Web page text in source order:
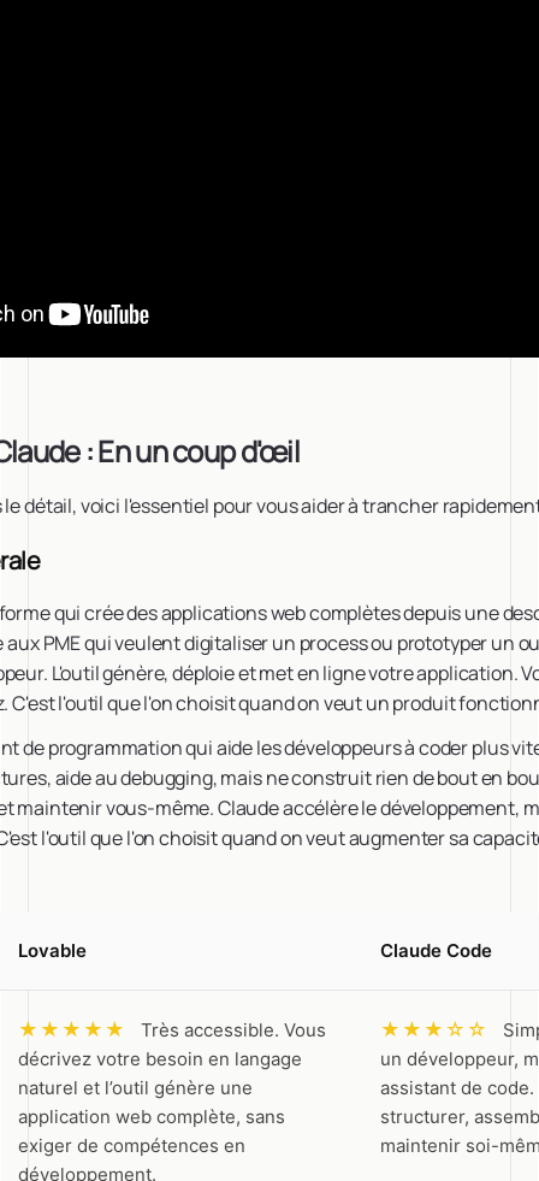
: En un coup d'œil
détail, voici l'essentiel pour vous aider à trancher
qui crée des applications web complètes depuis une
aux PME qui veulent digitaliser un process ou prototyper un
L'outil génère, déploie et met en ligne votre application.
C'est l'outil que l'on choisit quand on veut un produit
de programmation qui aide les développeurs à coder plus
aide au debugging, mais ne construit rien de bout en
maintenir vous-même. Claude accélère le développement,
l'outil que l'on choisit quand on veut augmenter sa
Lovable Claude Code
★★★★★
Très accessible. Vous
décrivez votre besoin en langage
naturel et l’outil génère une
application web complète, sans
exiger de compétences en
développement.
★★★☆☆
un développeur,
assistant de
structurer,
maintenir soi-